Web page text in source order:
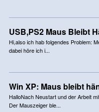
USB,PS2 Maus Bleibt
Hi,also ich hab folgendes Problem:
dabei höre ich i...
Win XP: Maus bleibt
HalloNach Neustart und der Arbeit
Der Mauszeiger ble...